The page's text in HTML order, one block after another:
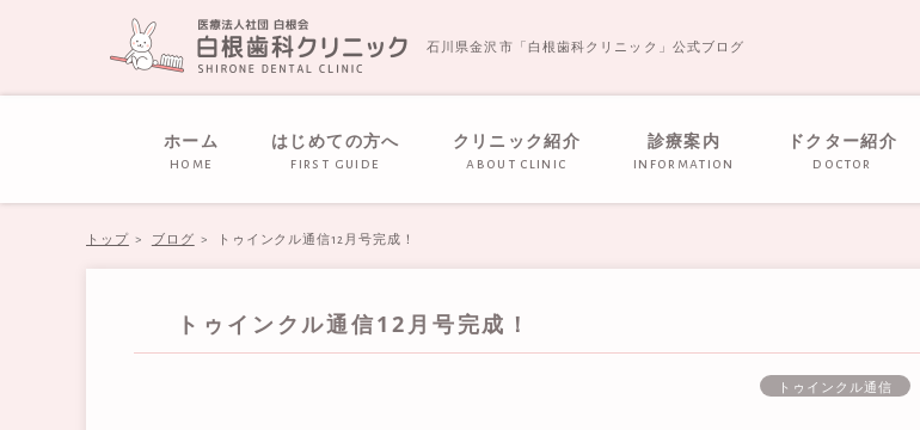
石川県金沢市「白根歯科クリニック」公式ブログ
ホーム
home
はじめての方へ
first guide
クリニック紹介
about clinic
診療案内
information
ドクター紹介
doctor
トップ ブログ トゥインクル通信12月号完成！
トゥインクル通信12月号完成！
トゥインクル通信